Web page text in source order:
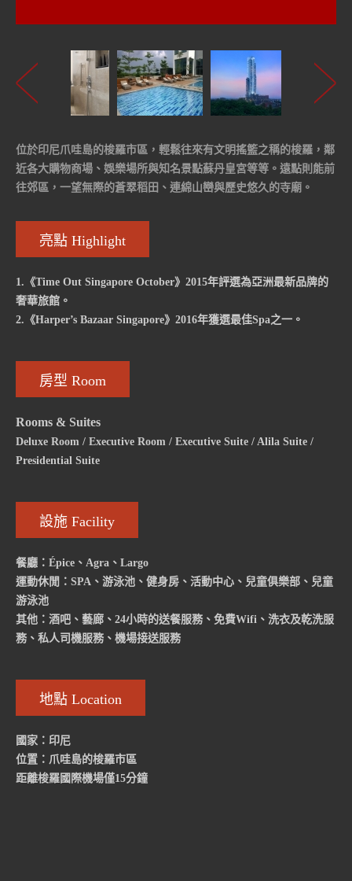
位於印尼爪哇島的梭羅市區，輕鬆往來有文明搖籃之稱的梭羅，鄰
近各大購物商場、娛樂場所與知名景點蘇丹皇宮等等。遠點則能前
往郊區，一望無際的蒼翠稻田、連綿山巒與歷史悠久的寺廟。
亮點 Highlight
1.《Time Out Singapore October》2015年評選為亞洲最新品牌的
奢華旅館。
2.《Harper’s Bazaar Singapore》2016年獲選最佳Spa之一。
房型 Room
Rooms & Suites
Deluxe Room / Executive Room / Executive Suite / Alila Suite /
Presidential Suite
設施 Facility
餐廳：Épice、Agra、Largo
運動休閒：SPA、游泳池、健身房、活動中心、兒童俱樂部、兒童
游泳池
其他：酒吧、藝廊、24小時的送餐服務、免費Wifi、洗衣及乾洗服
務、私人司機服務、機場接送服務
地點 Location
國家：印尼
位置：爪哇島的梭羅市區
距離梭羅國際機場僅15分鐘